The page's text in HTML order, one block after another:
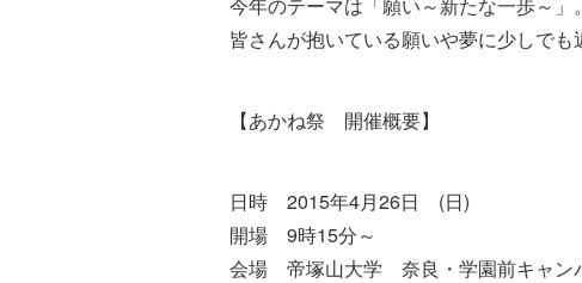
皆さんが抱いている願いや夢に少しでも
【あかね祭 開催概要】
日時 2015年4月26日 (日)
開場 9時15分～
会場 帝塚山大学 奈良・学園前キャン